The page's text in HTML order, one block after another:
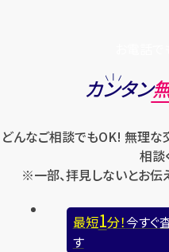
カンタン
どんなご相談でもOK! 無理な
相談
※一部、拝見しないとお伝
最短1分！今すぐ
す